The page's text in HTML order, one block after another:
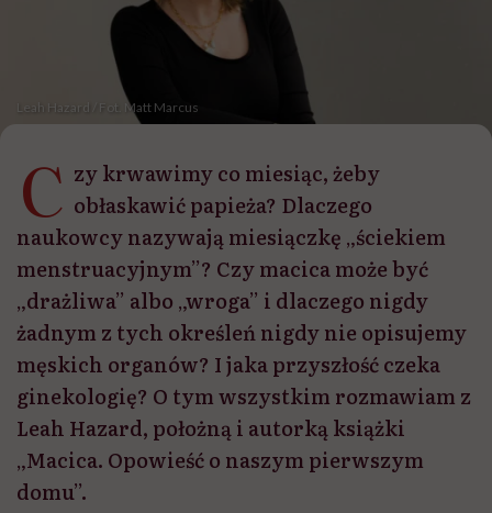
Leah Hazard / Fot. Matt Marcus
C zy krwawimy co miesiąc, żeby
obłaskawić papieża? Dlaczego
naukowcy nazywają miesiączkę „ściekiem
menstruacyjnym”? Czy macica może być
„drażliwa” albo „wroga” i dlaczego nigdy
żadnym z tych określeń nigdy nie opisujemy
męskich organów? I jaka przyszłość czeka
ginekologię? O tym wszystkim rozmawiam z
Leah Hazard, położną i autorką książki
„Macica. Opowieść o naszym pierwszym
domu”.